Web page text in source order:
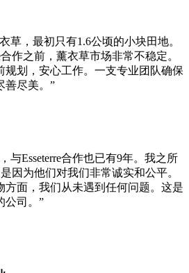
草，最初只有1.6公顷的小块田地。
作之前，薰衣草市场非常不稳定。
规划，安心工作。一支专业团队确保
善尽美。”
与Esseterre合作也已有9年。我之所
因为他们对我们非常诚实和公平。
方面，我们从未遇到任何问题。这是
公司。”